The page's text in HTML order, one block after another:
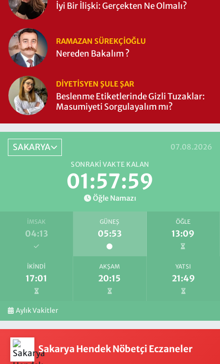
İyi Bir İlişki: Gerçekten Ne Olmalı?
RAMAZAN SÜREKÇIOĞLU
Nereden Bakalım ?
DIYETISYEN ŞULE ŞAR
Beslenme Etiketlerinde Gizli Tuzaklar:
Masumiyeti Sorgulayalım mı?
SAKARYA 07.08.2026
SONRAKI VAKTE KALAN
01:57:58
Öğle Namazı
İMSAK
04:13
GÜNEŞ
05:53
ÖĞLE
13:09
İKINDI
17:01
AKŞAM
20:15
YATSI
21:49
Aylık Vakitler
Sakarya Hendek Nöbetçi Eczaneler